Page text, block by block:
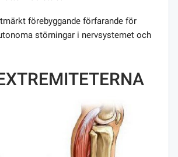
förebyggande förfarande för
störningar i nervsystemet och